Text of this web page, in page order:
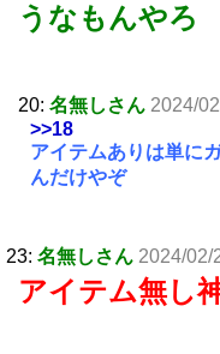
うなもんやろ
20: 名無しさん 2024/
>>18
アイテムありは単に
んだけやぞ
23: 名無しさん 2024/02/
アイテム無し